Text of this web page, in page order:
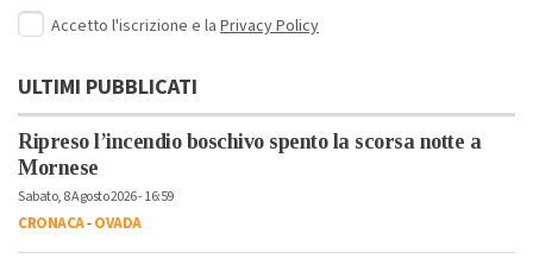
Accetto l'iscrizione e la Privacy Policy
ULTIMI PUBBLICATI
Ripreso l’incendio boschivo spento la scorsa notte a
Mornese
Sabato, 8 Agosto 2026 - 16:59
CRONACA-OVADA